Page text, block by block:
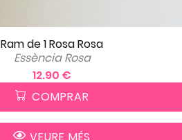
Ram de 1 Rosa Rosa
Essència Rosa
12.90 €
COMPRAR
VEURE MÉS